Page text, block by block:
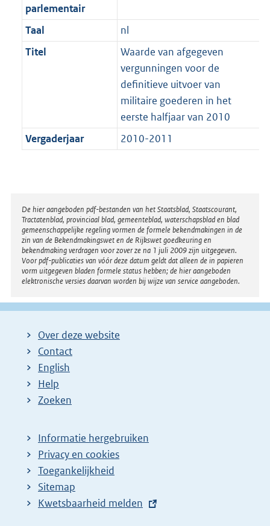
parlementair
Taal
nl
Titel
Waarde van afgegeven
vergunningen voor de
definitieve uitvoer van
militaire goederen in het
eerste halfjaar van 2010
Vergaderjaar
2010-2011
Disclaimer
De hier aangeboden pdf-bestanden van het Staatsblad, Staatscourant,
Tractatenblad, provinciaal blad, gemeenteblad, waterschapsblad en blad
gemeenschappelijke regeling vormen de formele bekendmakingen in de
zin van de Bekendmakingswet en de Rijkswet goedkeuring en
bekendmaking verdragen voor zover ze na 1 juli 2009 zijn uitgegeven.
Voor pdf-publicaties van vóór deze datum geldt dat alleen de in papieren
vorm uitgegeven bladen formele status hebben; de hier aangeboden
elektronische versies daarvan worden bij wijze van service aangeboden.
Over deze website
Contact
English
Help
Zoeken
Informatie hergebruiken
Privacy en cookies
Toegankelijkheid
Sitemap
E
Kwetsbaarheid melden